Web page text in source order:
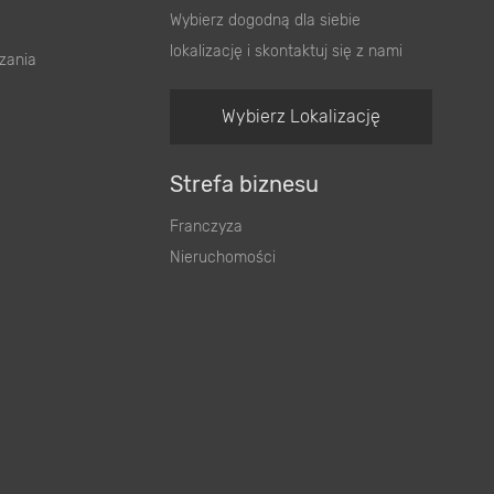
Wybierz dogodną dla siebie
lokalizację i skontaktuj się z nami
Wybierz Lokalizację
Strefa biznesu
Franczyza
Nieruchomości